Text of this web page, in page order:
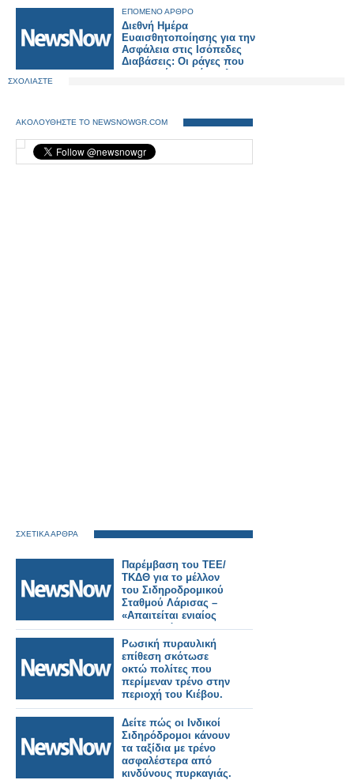
ΕΠΟΜΕΝΟ ΑΡΘΡΟ
Διεθνή Ημέρα
Ευαισθητοποίησης για την
Ασφάλεια στις Ισόπεδες
Διαβάσεις: Οι ράγες που
συναντούν την άσφαλτο
ΣΧΟΛΙΑΣΤΕ
ΑΚΟΛΟΥΘΗΣΤΕ ΤΟ NEWSNOWGR.COM
ΣΧΕΤΙΚΑ ΑΡΘΡΑ
Παρέμβαση του ΤΕΕ/
ΤΚΔΘ για το μέλλον
του Σιδηροδρομικού
Σταθμού Λάρισας –
«Απαιτείται ενιαίος
σχεδιασμός για την
πόλη».
Ρωσική πυραυλική
επίθεση σκότωσε
οκτώ πολίτες που
περίμεναν τρένο στην
περιοχή του Κιέβου.
Δείτε πώς οι Ινδικοί
Σιδηρόδρομοι κάνουν
τα ταξίδια με τρένο
ασφαλέστερα από
κινδύνους πυρκαγιάς.